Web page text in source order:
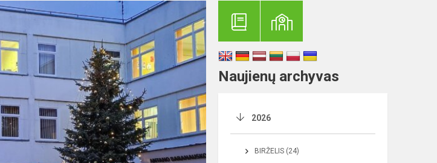
Naujienų archyvas
2026
BIRŽELIS (24)